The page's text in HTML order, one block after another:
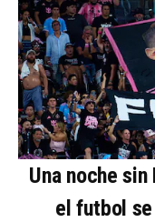
Una noche
el futbol